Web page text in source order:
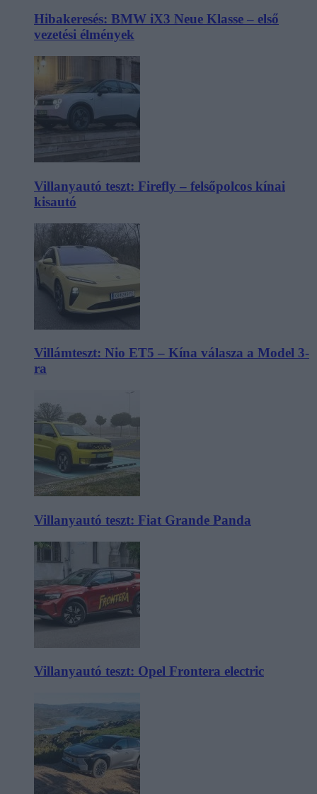
Hibakeresés: BMW iX3 Neue Klasse – első
vezetési élmények
Villanyautó teszt: Firefly – felsőpolcos kínai
kisautó
Villámteszt: Nio ET5 – Kína válasza a Model 3-
ra
Villanyautó teszt: Fiat Grande Panda
Villanyautó teszt: Opel Frontera electric